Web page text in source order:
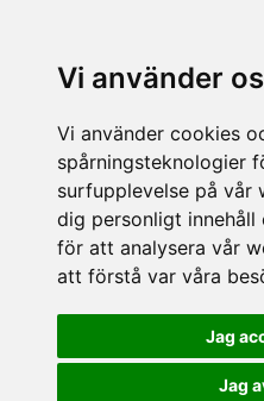
Vi använder
Vi använder cookies
spårningsteknologier
surfupplevelse på vår
dig personligt innehåll
för att analysera vår
att förstå var våra
Jag
Jag